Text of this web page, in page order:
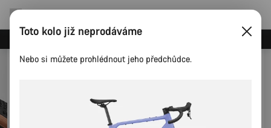
Ušetřete s newsletterem Canyon
Toto kolo již neprodáváme
Nebo si můžete prohlédnout jeho předchůdce.